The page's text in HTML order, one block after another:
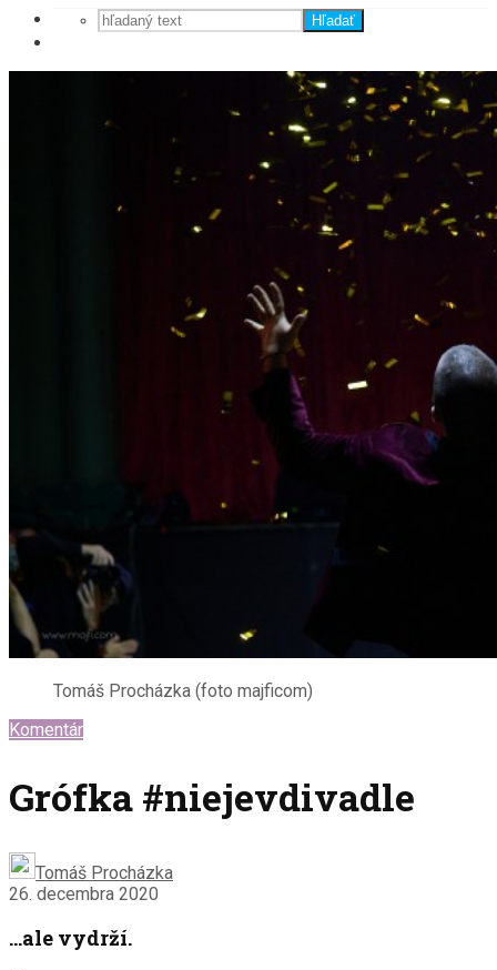
Hľadať
Tomáš Procházka (foto majficom)
Komentár
Grófka #niejevdivadle
Tomáš Procházka
26. decembra 2020
…ale vydrží.